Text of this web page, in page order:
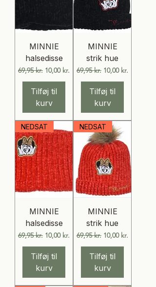
MINNIE
halsedisse
Regulær pris
69,95 kr. Salgspris
10,00 kr.
Tilføj til
kurv
MINNIE
strik hue
Regulær pris
69,95 kr. Salgspris
10,00 kr.
Tilføj til
kurv
NEDSAT
MINNIE
halsedisse
Regulær pris
69,95 kr. Salgspris
10,00 kr.
Tilføj til
kurv
NEDSAT
MINNIE
strik hue
Regulær pris
69,95 kr. Salgspris
10,00 kr.
Tilføj til
kurv